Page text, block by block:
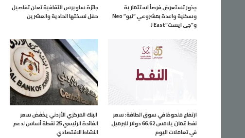
چذور تستعرض فرصاً استثمارية
وسكنية واعدة بمشروعي “نيو” Neo
و”جى ايست”J East
جائزة ساويرس الثقافية تعلن تفاصيل
حفل نسختها الحادية والعشرين
ارتفاع ملحوظ في سوق الطاقة: سعر
نفط عُمان يلامس 66.62 دولار للبرميل
في تعاملات اليوم
البنك المركزي الأردني يخفض سعر
الفائدة الرئيسي 25 نقطة أساس لدعم
النشاط الاقتصادي